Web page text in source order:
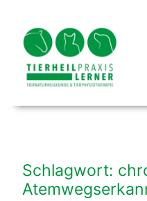
Inhalt
springen
Schlagwort: